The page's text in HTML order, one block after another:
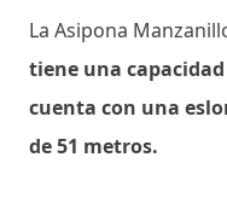
La Asipona
tiene una capacidad
cuenta con una
de 51 metros.